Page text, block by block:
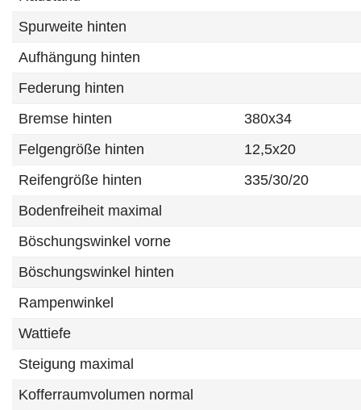
Spurweite hinten
Aufhängung hinten
Federung hinten
Bremse hinten
380x34
Felgengröße hinten
12,5x20
Reifengröße hinten
335/30/20
Bodenfreiheit maximal
Böschungswinkel vorne
Böschungswinkel hinten
Rampenwinkel
Wattiefe
Steigung maximal
Kofferraumvolumen normal